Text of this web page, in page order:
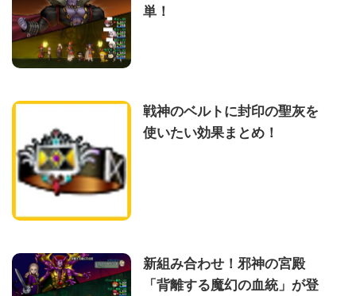
単！
戦神のベルトに封印の聖灰を
使いたい効果まとめ！
新組み合わせ！邪神の宮殿
「背離する魔幻の血統」が登